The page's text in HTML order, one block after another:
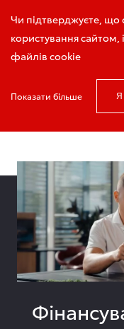
Чи підтверджуєте,
користування сайтом,
файлів cookie
Показати більше Я
Запис на тест-драйв
Головна